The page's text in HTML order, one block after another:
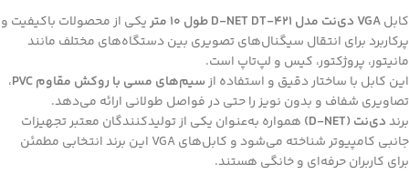
کابلVGA دی‌نت مدل D-NET DT-421 طول 10 متر
یکی از محصولات باکیفیت و
پرکاربرد برای انتقال سیگنال‌های تصویری بین دستگاه‌های مختلف مانند
مانیتور، پروژکتور، کیس و لپ‌تاپ است.
این کابل با ساختار دقیق و استفاده ازسیم‌های مسی با روکش مقاوم PVC
،
تصاویری شفاف و بدون نویز را حتی در فواصل طولانی ارائه می‌دهد.
برنددی‌نت (D-NET)
همواره به‌عنوان یکی از تولیدکنندگان معتبر تجهیزات
جانبی کامپیوتر شناخته می‌شود و کابل‌های VGA این برند انتخابی مطمئن
برای کاربران حرفه‌ای و خانگی هستند.